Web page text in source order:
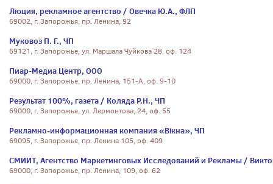
Люция, рекламное агентство / Овечка Ю.А., ФЛП
69002, г. Запорожья, пр. Ленина, 92
Муковоз П. Г., ЧП
69121, г. Запорожье, ул. Маршала Чуйкова 28, оф. 124
Пиар-Медиа Центр, ООО
69000, г. Запорожье, пр. Ленина, 151-А, оф. 9-10
Результат 100%, газета / Коляда Р.Н., ЧП
69000, г. Запорожье, ул. Лермонтова, 24, оф. 55
Рекламно-информационная компания «Вікна», ЧП
69095, г. Запорожье, пр. Ленина 105, оф. 409
СМИИТ, Агентство Маркетинговых Исследований и Рекламы /
69000, г. Запорожье, пр. Ленина, 109, оф. 62